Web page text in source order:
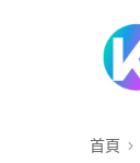
首頁